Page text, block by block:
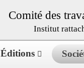
Comité des
Institut
Éditions